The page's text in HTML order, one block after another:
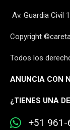
Av. Guardia Civil
Copyright
Todos los
ANUNCIA CON
¿TIENES UNA
+51